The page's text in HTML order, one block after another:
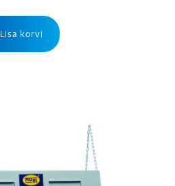
Lisa korvi